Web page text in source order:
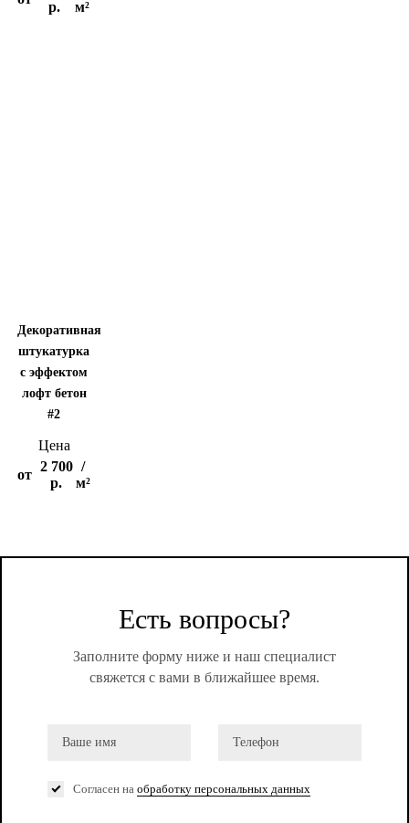
р.
м²
Декоративная
штукатурка
с эффектом
лофт бетон
#2
Цена
от
2 700
р.
/
м²
Есть вопросы?
Заполните форму ниже и наш специалист
свяжется с вами в ближайшее время.
Согласен на обработку персональных данных